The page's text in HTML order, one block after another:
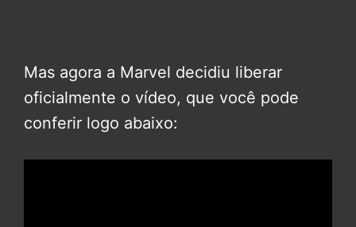
Mas agora a Marvel decidiu liberar
oficialmente o vídeo, que você pode
conferir logo abaixo: